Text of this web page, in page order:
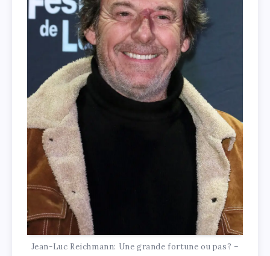
Jean-Luc Reichmann: Une grande fortune ou pas? –